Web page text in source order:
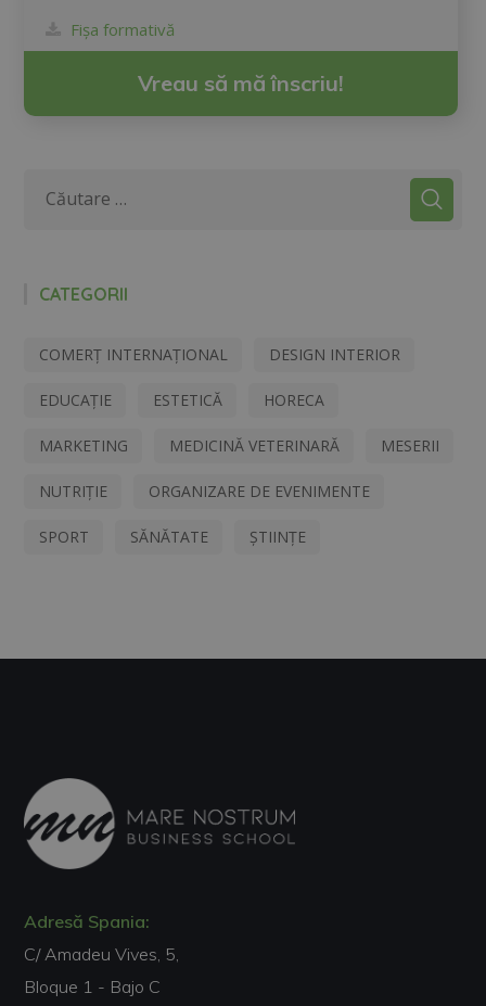
Fișa formativă
Vreau să mă înscriu!
CATEGORII
COMERȚ INTERNAȚIONAL DESIGN INTERIOR
EDUCAȚIE ESTETICĂ HORECA
MARKETING MEDICINĂ VETERINARĂ MESERII
NUTRIȚIE ORGANIZARE DE EVENIMENTE
SPORT SĂNĂTATE ȘTIINȚE
Adresă Spania:
C/ Amadeu Vives, 5,
Bloque 1 - Bajo C